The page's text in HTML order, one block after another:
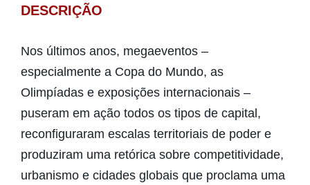
DESCRIÇÃO
Nos últimos anos, megaeventos –
especialmente a Copa do Mundo, as
Olimpíadas e exposições internacionais –
puseram em ação todos os tipos de capital,
reconfiguraram escalas territoriais de poder e
produziram uma retórica sobre competitividade,
urbanismo e cidades globais que proclama uma